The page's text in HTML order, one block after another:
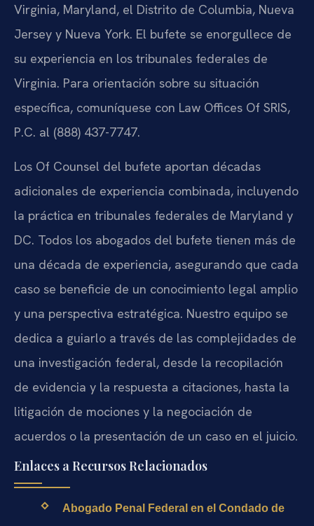
Virginia, Maryland, el Distrito de Columbia, Nueva
Jersey y Nueva York. El bufete se enorgullece de
su experiencia en los tribunales federales de
Virginia. Para orientación sobre su situación
específica, comuníquese con Law Offices Of SRIS,
P.C. al (888) 437-7747.
Los Of Counsel del bufete aportan décadas
adicionales de experiencia combinada, incluyendo
la práctica en tribunales federales de Maryland y
DC. Todos los abogados del bufete tienen más de
una década de experiencia, asegurando que cada
caso se beneficie de un conocimiento legal amplio
y una perspectiva estratégica. Nuestro equipo se
dedica a guiarlo a través de las complejidades de
una investigación federal, desde la recopilación
de evidencia y la respuesta a citaciones, hasta la
litigación de mociones y la negociación de
acuerdos o la presentación de un caso en el juicio.
Enlaces a Recursos Relacionados
Abogado Penal Federal en el Condado de